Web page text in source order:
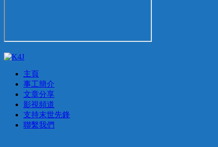
主頁
事工簡介
文章分享
影視頻道
支持末世先鋒
聯繫我們